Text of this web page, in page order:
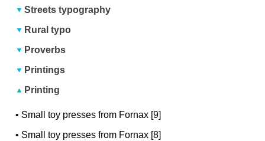
Streets typography
Rural typo
Proverbs
Printings
Printing
• Small toy presses from Fornax [9]
• Small toy presses from Fornax [8]